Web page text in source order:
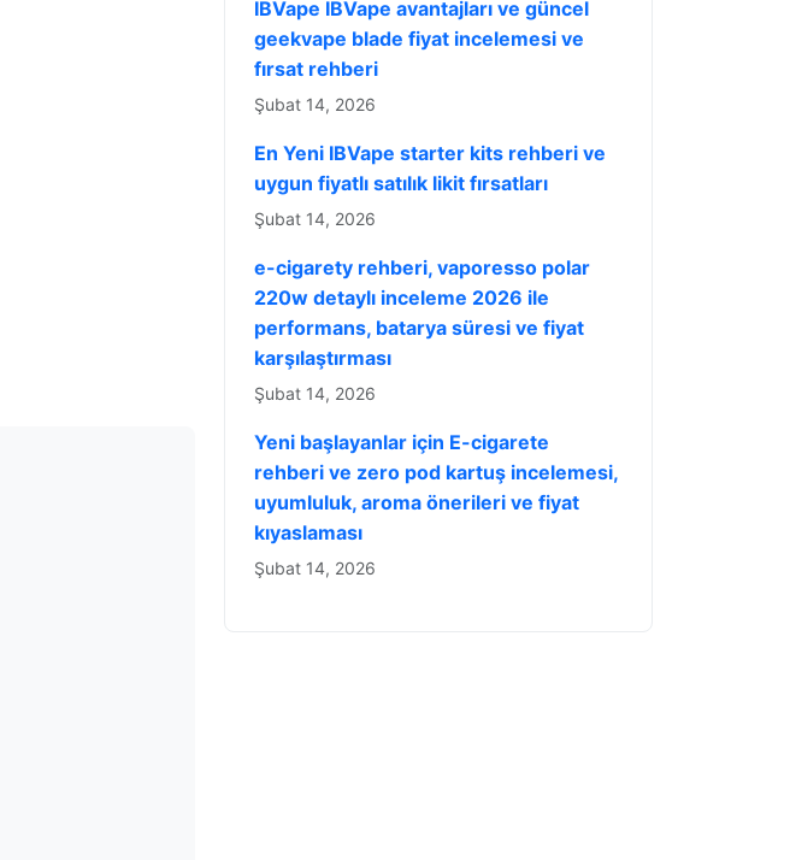
IBVape IBVape avantajları ve güncel
geekvape blade fiyat incelemesi ve
fırsat rehberi
Şubat 14, 2026
En Yeni IBVape starter kits rehberi ve
uygun fiyatlı satılık likit fırsatları
Şubat 14, 2026
e-cigarety rehberi, vaporesso polar
220w detaylı inceleme 2026 ile
performans, batarya süresi ve fiyat
karşılaştırması
Şubat 14, 2026
Yeni başlayanlar için E-cigarete
rehberi ve zero pod kartuş incelemesi,
uyumluluk, aroma önerileri ve fiyat
kıyaslaması
Şubat 14, 2026